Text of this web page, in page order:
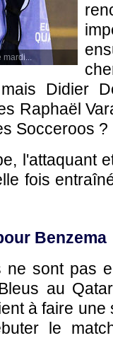
mardi...
Didier
Raphaël
Socceroos ?
l'attaquant
fois
Benzema
ne sont pas
au
à faire
le